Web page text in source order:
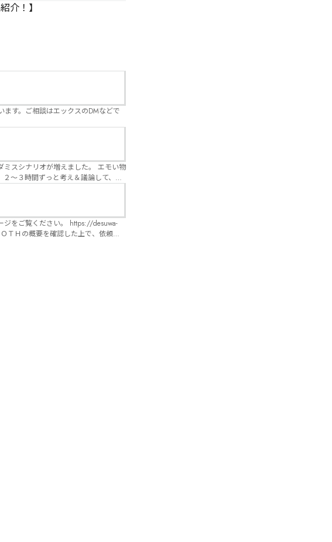
介！】
す。ご相談はエックスのDMなどで
い。 https://desuwa-